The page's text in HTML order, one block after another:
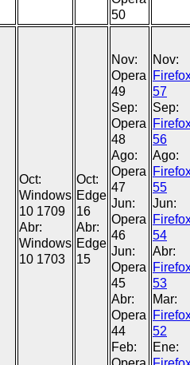
50
Oct:
Windows
10 1709
Abr:
Windows
10 1703
Oct:
Edge
16
Abr:
Edge
15
Nov:
Opera
49
Sep:
Opera
48
Ago:
Opera
47
Jun:
Opera
46
Jun:
Opera
45
Abr:
Opera
44
Feb:
Nov:
57
Sep:
56
Ago:
55
Jun:
54
Abr:
53
Mar:
52
Ene: